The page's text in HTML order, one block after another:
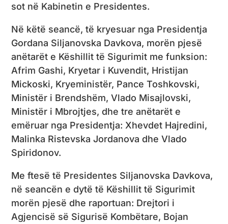
sot në Kabinetin e Presidentes.
Në këtë seancë, të kryesuar nga Presidentja
Gordana Siljanovska Davkova, morën pjesë
anëtarët e Këshillit të Sigurimit me funksion:
Afrim Gashi, Kryetar i Kuvendit, Hristijan
Mickoski, Kryeministër, Pance Toshkovski,
Ministër i Brendshëm, Vlado Misajlovski,
Ministër i Mbrojtjes, dhe tre anëtarët e
emëruar nga Presidentja: Xhevdet Hajredini,
Malinka Ristevska Jordanova dhe Vlado
Spiridonov.
Me ftesë të Presidentes Siljanovska Davkova,
në seancën e dytë të Këshillit të Sigurimit
morën pjesë dhe raportuan: Drejtori i
Agjencisë së Sigurisë Kombëtare, Bojan